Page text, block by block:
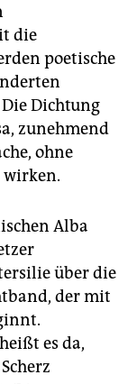
die
poetische
Dichtung
zunehmend
ohne
wirken.
Alba
über die
der mit
es da,